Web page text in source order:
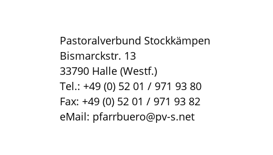
Pastoralverbund Stockkämpen
Bismarckstr. 13
33790 Halle (Westf.)
Tel.: +49 (0) 52 01 / 971 93 80
Fax: +49 (0) 52 01 / 971 93 82
eMail: pfarrbuero@pv-s.net